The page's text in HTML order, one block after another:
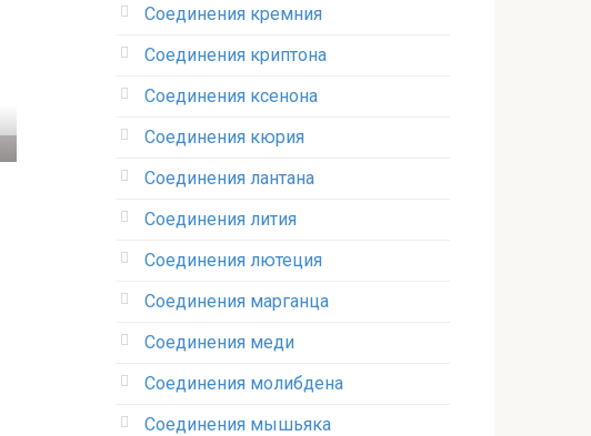
Соединения кремния‎
Соединения криптона‎
Соединения ксенона‎
Соединения кюрия
Соединения лантана‎
Соединения лития‎
Соединения лютеция‎
Соединения марганца‎
Соединения меди
Соединения молибдена‎
Соединения мышьяка‎ ‎